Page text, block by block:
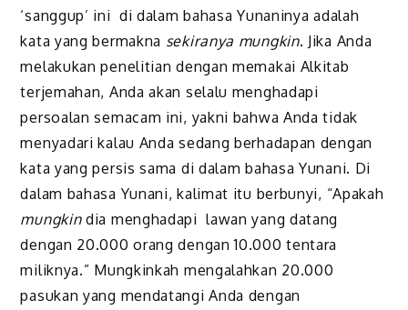
‘sanggup’ ini di dalam bahasa Yunaninya adalah
kata yang bermakna sekiranya mungkin. Jika Anda
melakukan penelitian dengan memakai Alkitab
terjemahan, Anda akan selalu menghadapi
persoalan semacam ini, yakni bahwa Anda tidak
menyadari kalau Anda sedang berhadapan dengan
kata yang persis sama di dalam bahasa Yunani. Di
dalam bahasa Yunani, kalimat itu berbunyi, “Apakah
mungkindia menghadapi lawan yang datang
dengan 20.000 orang dengan 10.000 tentara
miliknya.” Mungkinkah mengalahkan 20.000
pasukan yang mendatangi Anda dengan